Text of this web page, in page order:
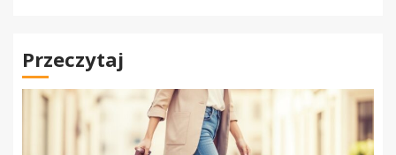
Przeczytaj